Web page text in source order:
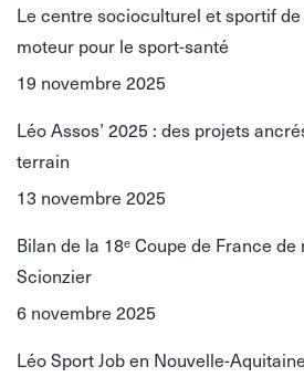
Le centre socioculturel et sportif
moteur pour le sport-santé
19 novembre 2025
Léo Assos’ 2025 : des projets
terrain
13 novembre 2025
Bilan de la 18ᵉ Coupe de France
Scionzier
6 novembre 2025
Léo Sport Job en Nouvelle-